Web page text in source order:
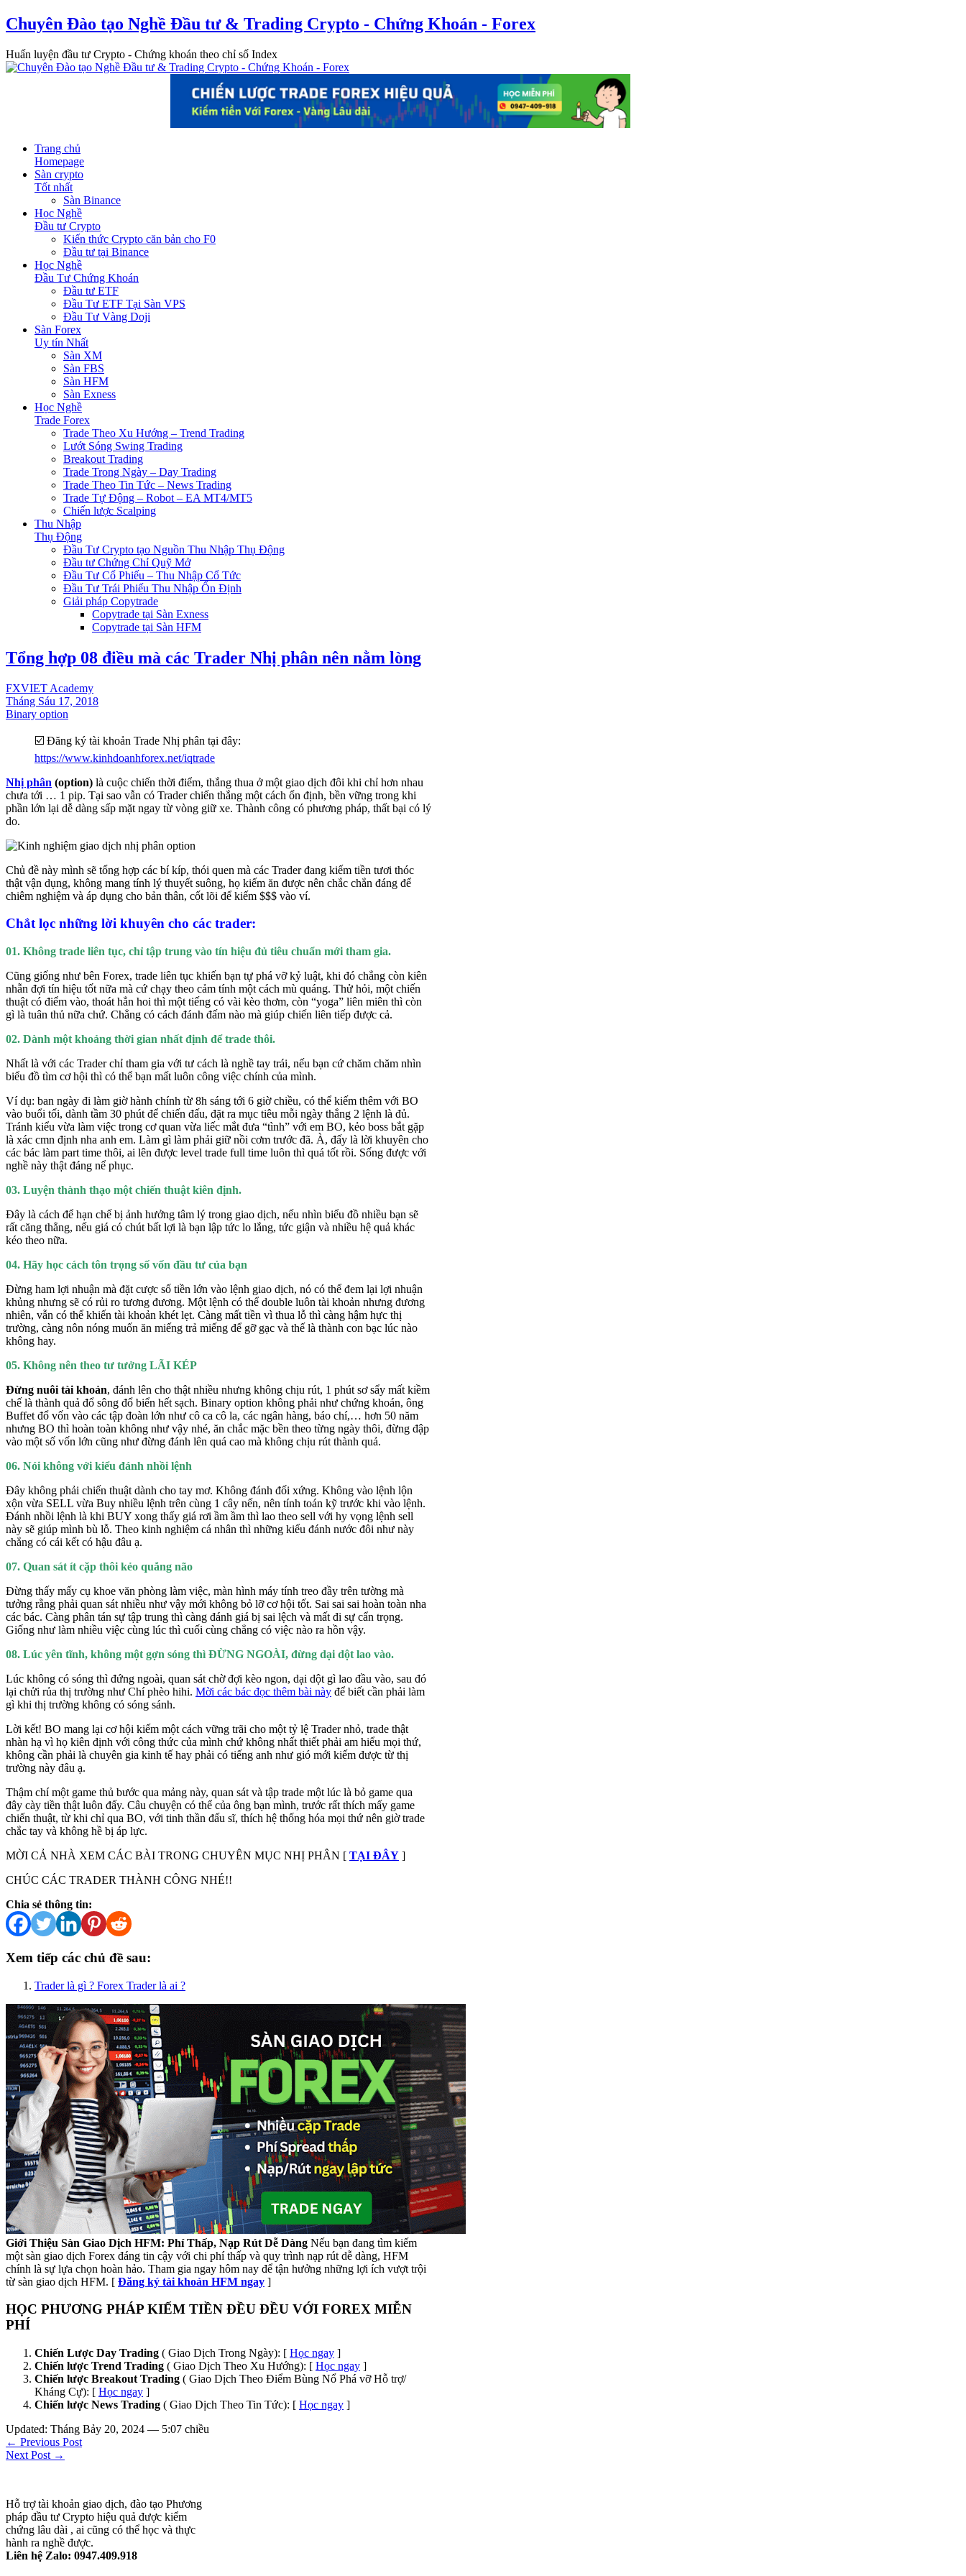
Chuyên Đào tạo Nghề Đầu tư & Trading Crypto - Chứng Khoán - Forex
Huấn luyện đầu tư Crypto - Chứng khoán theo chỉ số Index
Trang chủ
Homepage
Sàn crypto
Tốt nhất
Sàn Binance
Học Nghề
Đầu tư Crypto
Kiến thức Crypto căn bản cho F0
Đầu tư tại Binance
Học Nghề
Đầu Tư Chứng Khoán
Đầu tư ETF
Đầu Tư ETF Tại Sàn VPS
Đầu Tư Vàng Doji
Sàn Forex
Uy tín Nhất
Sàn XM
Sàn FBS
Sàn HFM
Sàn Exness
Học Nghề
Trade Forex
Trade Theo Xu Hướng – Trend Trading
Lướt Sóng Swing Trading
Breakout Trading
Trade Trong Ngày – Day Trading
Trade Theo Tin Tức – News Trading
Trade Tự Động – Robot – EA MT4/MT5
Chiến lược Scalping
Thu Nhập
Thụ Động
Đầu Tư Crypto tạo Nguồn Thu Nhập Thụ Động
Đầu tư Chứng Chỉ Quỹ Mở
Đầu Tư Cổ Phiếu – Thu Nhập Cổ Tức
Đầu Tư Trái Phiếu Thu Nhập Ổn Định
Giải pháp Copytrade
Copytrade tại Sàn Exness
Copytrade tại Sàn HFM
Tổng hợp 08 điều mà các Trader Nhị phân nên nằm lòng
FXVIET Academy
Tháng Sáu 17, 2018
Binary option
☑️ Đăng ký tài khoản Trade Nhị phân tại đây:
https://www.kinhdoanhforex.net/iqtrade
Nhị phân (option) là cuộc chiến thời điểm, thắng thua ở một giao dịch đôi khi chỉ hơn nhau
chưa tới … 1 pip. Tại sao vẫn có Trader chiến thắng một cách ổn định, bền vững trong khi
phần lớn lại dễ dàng sấp mặt ngay từ vòng giữ xe. Thành công có phương pháp, thất bại có lý
do.
Chủ đề này mình sẽ tổng hợp các bí kíp, thói quen mà các Trader đang kiếm tiền tươi thóc
thật vận dụng, không mang tính lý thuyết suông, họ kiếm ăn được nên chắc chắn đáng để
chiêm nghiệm và áp dụng cho bản thân, cốt lõi để kiếm $$$ vào ví.
Chắt lọc những lời khuyên cho các trader:
01. Không trade liên tục, chỉ tập trung vào tín hiệu đủ tiêu chuẩn mới tham gia.
Cũng giống như bên Forex, trade liên tục khiến bạn tự phá vỡ kỷ luật, khi đó chẳng còn kiên
nhẫn đợi tín hiệu tốt nữa mà cứ chạy theo cảm tính một cách mù quáng. Thử hỏi, một chiến
thuật có điểm vào, thoát hẳn hoi thì một tiếng có vài kèo thơm, còn “yoga” liên miên thì còn
gì là tuân thủ nữa chứ. Chẳng có cách đánh đấm nào mà giúp chiến liên tiếp được cả.
02. Dành một khoảng thời gian nhất định để trade thôi.
Nhất là với các Trader chỉ tham gia với tư cách là nghề tay trái, nếu bạn cứ chăm chăm nhìn
biểu đồ tìm cơ hội thì có thể bạn mất luôn công việc chính của mình.
Ví dụ: ban ngày đi làm giờ hành chính từ 8h sáng tới 6 giờ chiều, có thể kiếm thêm với BO
vào buổi tối, dành tầm 30 phút để chiến đấu, đặt ra mục tiêu mỗi ngày thắng 2 lệnh là đủ.
Tránh kiểu vừa làm việc trong cơ quan vừa liếc mắt đưa “tình” với em BO, kẻo boss bắt gặp
là xác cmn định nha anh em. Làm gì làm phải giữ nồi cơm trước đã. À, đấy là lời khuyên cho
các bác làm part time thôi, ai lên được level trade full time luôn thì quá tốt rồi. Sống được với
nghề này thật đáng nể phục.
03. Luyện thành thạo một chiến thuật kiên định.
Đây là cách để hạn chế bị ảnh hưởng tâm lý trong giao dịch, nếu nhìn biểu đồ nhiều bạn sẽ
rất căng thẳng, nếu giá có chút bất lợi là bạn lập tức lo lắng, tức giận và nhiều hệ quả khác
kéo theo nữa.
04. Hãy học cách tôn trọng số vốn đầu tư của bạn
Đừng ham lợi nhuận mà đặt cược số tiền lớn vào lệnh giao dịch, nó có thể đem lại lợi nhuận
khủng nhưng sẽ có rủi ro tương đương. Một lệnh có thể double luôn tài khoản nhưng đương
nhiên, vẫn có thể khiến tài khoản khét lẹt. Càng mất tiền vì thua lỗ thì càng hậm hực thị
trường, càng nôn nóng muốn ăn miếng trả miếng để gỡ gạc và thế là thành con bạc lúc nào
không hay.
05. Không nên theo tư tưởng LÃI KÉP
Đừng nuôi tài khoản, đánh lên cho thật nhiều nhưng không chịu rút, 1 phút sơ sẩy mất kiềm
chế là thành quả đổ sông đổ biển hết sạch. Binary option không phải như chứng khoán, ông
Buffet đổ vốn vào các tập đoàn lớn như cô ca cô la, các ngân hàng, báo chí,… hơn 50 năm
nhưng BO thì hoàn toàn không như vậy nhé, ăn chắc mặc bền theo từng ngày thôi, đừng đập
vào một số vốn lớn cũng như đừng đánh lên quá cao mà không chịu rút thành quả.
06. Nói không với kiểu đánh nhồi lệnh
Đây không phải chiến thuật dành cho tay mơ. Không đánh đối xứng. Không vào lệnh lộn
xộn vừa SELL vừa Buy nhiều lệnh trên cùng 1 cây nến, nên tính toán kỹ trước khi vào lệnh.
Đánh nhồi lệnh là khi BUY xong thấy giá rơi ầm ầm thì lao theo sell với hy vọng lệnh sell
này sẽ giúp mình bù lỗ. Theo kinh nghiệm cá nhân thì những kiểu đánh nước đôi như này
chẳng có cái kết có hậu đâu ạ.
07. Quan sát ít cặp thôi kẻo quắng não
Đừng thấy mấy cụ khoe văn phòng làm việc, màn hình máy tính treo đầy trên tường mà
tưởng rằng phải quan sát nhiều như vậy mới không bỏ lỡ cơ hội tốt. Sai sai sai hoàn toàn nha
các bác. Càng phân tán sự tập trung thì càng đánh giá bị sai lệch và mất đi sự cẩn trọng.
Giống như làm nhiều việc cùng lúc thì cuối cùng chẳng có việc nào ra hồn vậy.
08. Lúc yên tĩnh, không một gợn sóng thì ĐỪNG NGOÀI, đừng dại dột lao vào.
Lúc không có sóng thì đứng ngoài, quan sát chờ đợi kèo ngon, dại dột gì lao đầu vào, sau đó
lại chửi rủa thị trường như Chí phèo hihi. Mời các bác đọc thêm bài này để biết cần phải làm
gì khi thị trường không có sóng sánh.
Lời kết! BO mang lại cơ hội kiếm một cách vững trãi cho một tỷ lệ Trader nhỏ, trade thật
nhàn hạ vì họ kiên định với công thức của mình chứ không nhất thiết phải am hiểu mọi thứ,
không cần phải là chuyên gia kinh tế hay phải có tiếng anh như gió mới kiếm được từ thị
trường này đâu ạ.
Thậm chí một game thủ bước qua mảng này, quan sát và tập trade một lúc là bỏ game qua
đây cày tiền thật luôn đấy. Câu chuyện có thể của ông bạn mình, trước rất thích mấy game
chiến thuật, từ khi chỉ qua BO, với tinh thần đấu sĩ, thích hệ thống hóa mọi thứ nên giờ trade
chắc tay và không hề bị áp lực.
MỜI CẢ NHÀ XEM CÁC BÀI TRONG CHUYÊN MỤC NHỊ PHÂN [ TẠI ĐÂY ]
CHÚC CÁC TRADER THÀNH CÔNG NHÉ!!
Chia sẻ thông tin:
Xem tiếp các chủ đề sau:
Trader là gì ? Forex Trader là ai ?
Giới Thiệu Sàn Giao Dịch HFM: Phí Thấp, Nạp Rút Dễ Dàng Nếu bạn đang tìm kiếm
một sàn giao dịch Forex đáng tin cậy với chi phí thấp và quy trình nạp rút dễ dàng, HFM
chính là sự lựa chọn hoàn hảo. Tham gia ngay hôm nay để tận hưởng những lợi ích vượt trội
từ sàn giao dịch HFM. [ Đăng ký tài khoản HFM ngay ]
HỌC PHƯƠNG PHÁP KIẾM TIỀN ĐỀU ĐỀU VỚI FOREX MIỄN
PHÍ
Chiến Lược Day Trading ( Giao Dịch Trong Ngày): [ Học ngay ]
Chiến lược Trend Trading ( Giao Dịch Theo Xu Hướng): [ Học ngay ]
Chiến lược Breakout Trading ( Giao Dịch Theo Điểm Bùng Nổ Phá vỡ Hỗ trợ/
Kháng Cự): [ Học ngay ]
Chiến lược News Trading ( Giao Dịch Theo Tin Tức): [ Học ngay ]
Updated: Tháng Bảy 20, 2024 — 5:07 chiều
← Previous Post
Next Post →
Hỗ trợ tài khoản giao dịch, đào tạo Phương
pháp đầu tư Crypto hiệu quả được kiểm
chứng lâu dài , ai cũng có thể học và thực
hành ra nghề được.
Liên hệ Zalo: 0947.409.918